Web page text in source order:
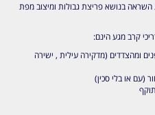
השראה בנושא פריצת גבולות ומיצוב מפת
ומהצדדים (מדקירה עילית , ישירה
(עם או בלי סכין)